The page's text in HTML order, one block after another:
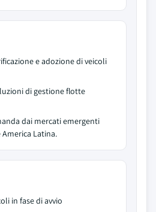
e adozione di veicoli
di gestione flotte
dai mercati emergenti
America Latina.
in fase di avvio